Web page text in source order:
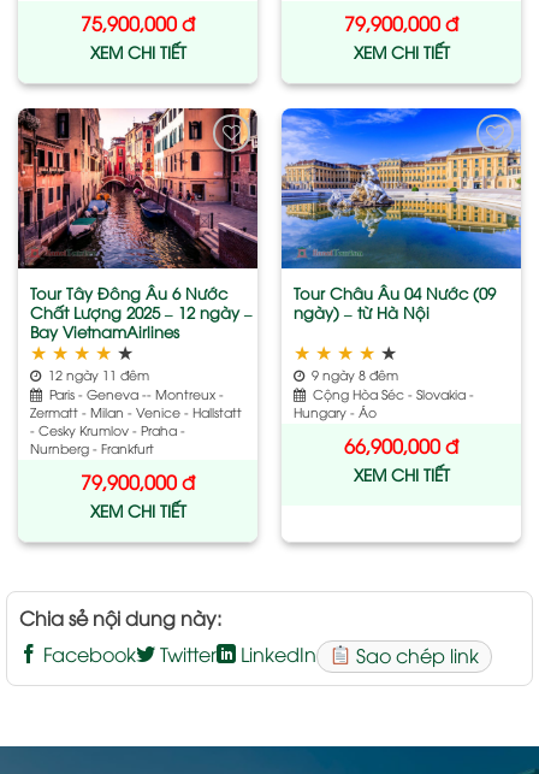
75,900,000đ
XEM CHI TIẾT
79,900,000đ
XEM CHI TIẾT
Add
to
wishlist
Tour Tây Đông Âu 6 Nước
Chất Lượng 2025 – 12 ngày –
Bay VietnamAirlines
★ ★ ★ ★ ★
12 ngày 11 đêm
Paris - Geneva -- Montreux -
Zermatt - Milan - Venice - Hallstatt
- Cesky Krumlov - Praha -
Nurnberg - Frankfurt
79,900,000đ
XEM CHI TIẾT
Add
to
wishlist
Tour Châu Âu 04 Nước (09
ngày) – từ Hà Nội
★ ★ ★ ★ ★
9 ngày 8 đêm
Cộng Hòa Séc - Slovakia -
Hungary - Áo
66,900,000đ
XEM CHI TIẾT
Chia sẻ nội dung này:
Facebook
Twitter LinkedIn Sao chép link